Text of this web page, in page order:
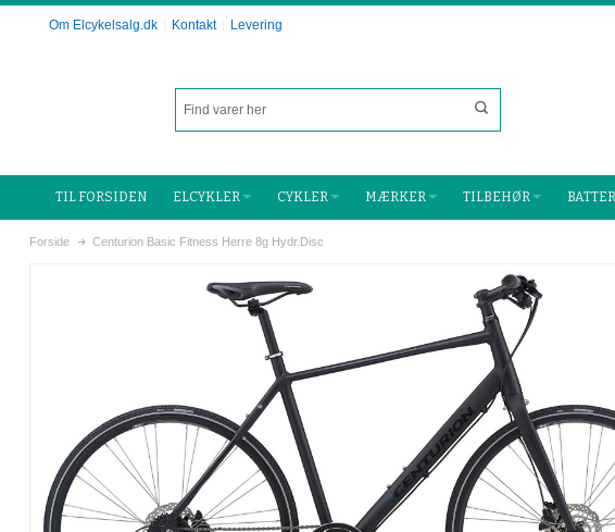
Om Elcykelsalg.dk Kontakt Levering
TIL FORSIDEN ELCYKLER CYKLER MÆRKER TILBEHØR
Forside Centurion Basic Fitness Herre 8g Hydr.Disc